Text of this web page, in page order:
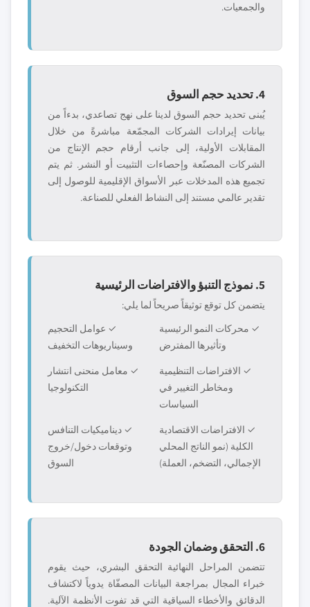
والجمعيات.
4. تحديد حجم السوق
يُبنى تحديد حجم السوق لدينا على نهج تصاعدي، بدءاً من
بيانات إيرادات الشركات المجمّعة مباشرةً من خلال
المقابلات الأولية، إلى جانب أرقام حجم الإنتاج من
الشركات المصنّعة وإحصاءات التثبيت أو النشر. ثم يتم
تجميع هذه المدخلات عبر الأسواق الإقليمية للوصول إلى
تقدير عالمي مستند إلى النشاط الفعلي للصناعة.
5. نموذج التنبؤ والافتراضات الرئيسية
يتضمن كل توقع توثيقاً صريحاً لما يلي:
✓ محركات النمو الرئيسية
وتأثيرها المفترض
✓ عوامل التحجيم
وسيناريوهات التخفيف
✓ الافتراضات التنظيمية
ومخاطر التغيير في
السياسات
✓ معامل منحنى انتشار
التكنولوجيا
✓ الافتراضات الاقتصادية
الكلية (نمو الناتج المحلي
الإجمالي، التضخم، العملة)
✓ ديناميكيات التنافس
وتوقعات دخول/خروج
السوق
6. التحقق وضمان الجودة
تتضمن المراحل النهائية التحقق البشري، حيث يقوم
خبراء المجال بمراجعة البيانات المصفّاة يدوياً لاكتشاف
الدقائق والأخطاء السياقية التي قد تفوت الأنظمة الآلية.